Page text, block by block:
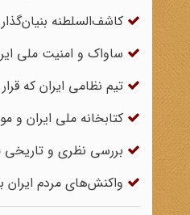
کاشف‌السلطنه بنیان‌گذار
ساواک و امنیت ملی
تیم نظامی ایران که
کتابخانه ملی ایران و
بررسی نظری و تاریخی
واکنش‌های مردم